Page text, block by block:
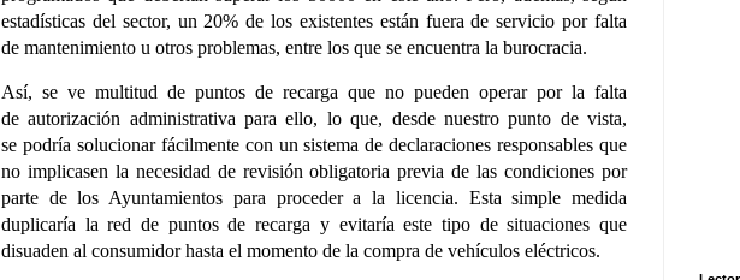
estadísticas del sector, un 20% de los existentes están fuera de servicio por falta
de mantenimiento u otros problemas, entre los que se encuentra la burocracia.
Así, se ve multitud de puntos de recarga que no pueden operar por la falta
deautorización administrativa para ello, lo que, desde nuestro punto de vista,
se podría solucionar fácilmente con un sistema de declaraciones responsablesque
no implicasen la necesidad de revisión obligatoria previa de lascondiciones por
parte de los Ayuntamientos para proceder a la licencia. Estasimple medida
duplicaría la red de puntos de recarga y evitaría este tipo desituaciones que
disuaden al consumidor hasta el momento de la compra de vehículos eléctricos.